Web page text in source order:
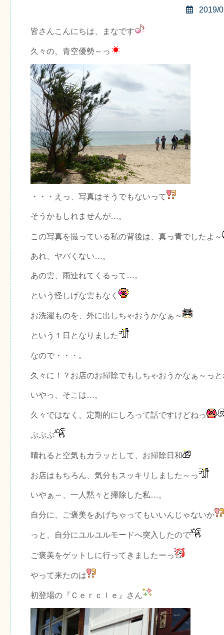
2019/
皆さんこんにちは、まなです
久々の、青空優勢～っ
・・・えっ、写真はそうでもないって
そうかもしれませんが…。
この写真を撮っている私の背後は、真っ青でしたよ～
あれ、ヤバくない…。
あの雲、雨連れてくるって…。
という怪しげな雲もなく
お洗濯ものを、外に出しちゃおうかなぁ～
という１日となりました
なので・・・。
久々に！？お店のお掃除でもしちゃおうかなぁ～っ
いやっ、そこは…。
久々ではなく、定期的にしろって話ですけどねっ
ぷぷぷ
晴れると空気もカラッとして、お掃除日和
お店はもちろん、気分もスッキリしました～っ
いやぁ～、一人黙々と掃除した私…。
自分に、ご褒美をあげちゃってもいいんじゃないか
っと、自分にユルユルモードへ突入したので
ご褒美をゲットしに行ってきましたーっ
やって来たのは
初登場の『Ｃｅｒｃｌｅ』さん